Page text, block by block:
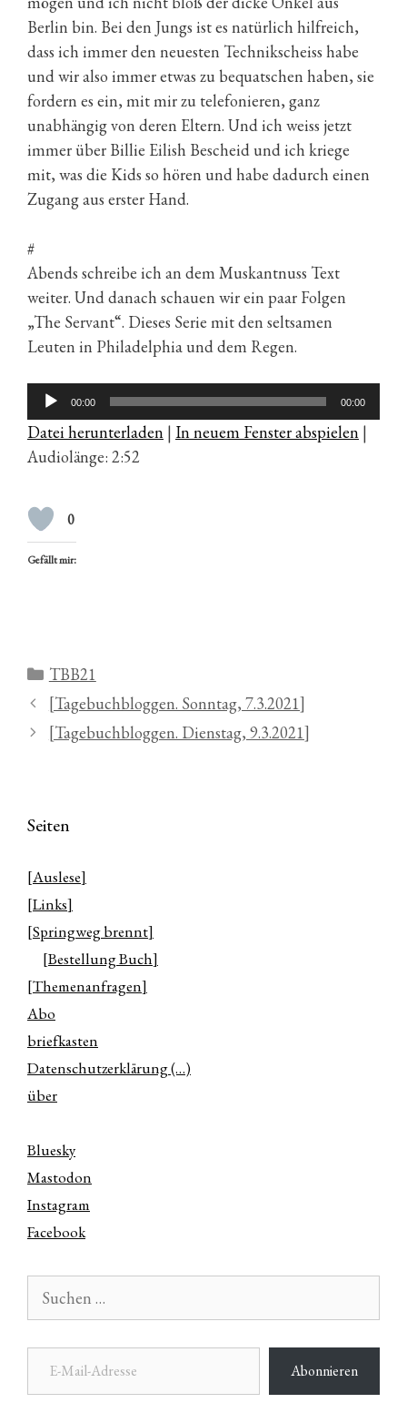
Berlin bin. Bei den Jungs ist es natürlich hilfreich,
dass ich immer den neuesten Technikscheiss habe
und wir also immer etwas zu bequatschen haben, sie
fordern es ein, mit mir zu telefonieren, ganz
unabhängig von deren Eltern. Und ich weiss jetzt
immer über Billie Eilish Bescheid und ich kriege
mit, was die Kids so hören und habe dadurch einen
Zugang aus erster Hand.
#
Abends schreibe ich an dem Muskantnuss Text
weiter. Und danach schauen wir ein paar Folgen
„The Servant“. Dieses Serie mit den seltsamen
Leuten in Philadelphia und dem Regen.
Audio-
Player
00:00 00:00
Datei herunterladen | In neuem Fenster abspielen |
Audiolänge: 2:52
0
Gefällt mir:
Kategorien
TBB21
[Tagebuchbloggen. Sonntag, 7.3.2021]
[Tagebuchbloggen. Dienstag, 9.3.2021]
Seiten
[Auslese]
[Links]
[Springweg brennt]
[Bestellung Buch]
[Themenanfragen]
Abo
briefkasten
Datenschutzerklärung (…)
über
Bluesky
Mastodon
Instagram
Facebook
nach:
E-Mail-Adresse
Abonnieren